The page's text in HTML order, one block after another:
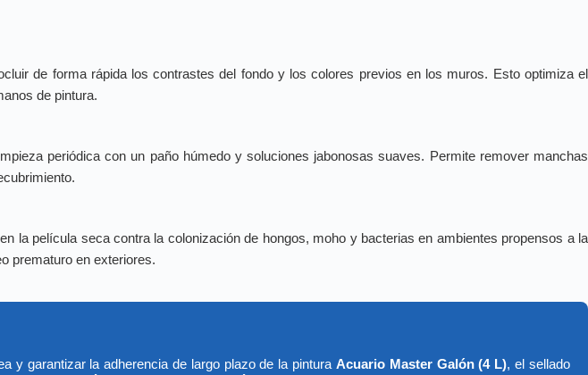
de forma rápida los contrastes del fondo y los colores previos en los muros. Esto optimiza el
de pintura.
periódica con un paño húmedo y soluciones jabonosas suaves. Permite remover manchas
la película seca contra la colonización de hongos, moho y bacterias en ambientes propensos a la
prematuro en exteriores.
y garantizar la adherencia de largo plazo de la pintura Acuario Master Galón (4 L), el sellado